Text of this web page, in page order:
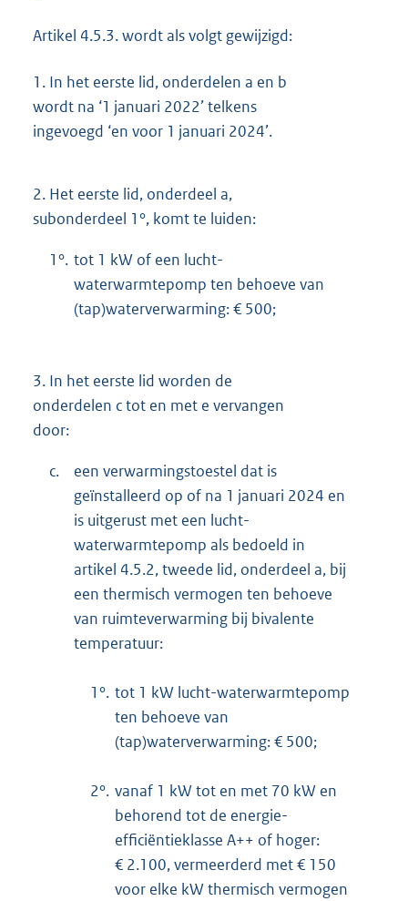
Artikel 4.5.3. wordt als volgt gewijzigd:
1. In het eerste lid, onderdelen a en b
wordt na ‘1 januari 2022’ telkens
ingevoegd ‘en voor 1 januari 2024’.
2. Het eerste lid, onderdeel a,
subonderdeel 1°, komt te luiden:
1°. tot 1 kW of een lucht-
waterwarmtepomp ten behoeve van
(tap)waterverwarming: € 500;
3. In het eerste lid worden de
onderdelen c tot en met e vervangen
door:
c.
een verwarmingstoestel dat is
geïnstalleerd op of na 1 januari 2024 en
is uitgerust met een lucht-
waterwarmtepomp als bedoeld in
artikel 4.5.2, tweede lid, onderdeel a, bij
een thermisch vermogen ten behoeve
van ruimteverwarming bij bivalente
temperatuur:
1°. tot 1 kW lucht-waterwarmtepomp
ten behoeve van
(tap)waterverwarming: € 500;
2°. vanaf 1 kW tot en met 70 kW en
behorend tot de energie-
efficiëntieklasse A++ of hoger:
€ 2.100, vermeerderd met € 150
voor elke kW thermisch vermogen